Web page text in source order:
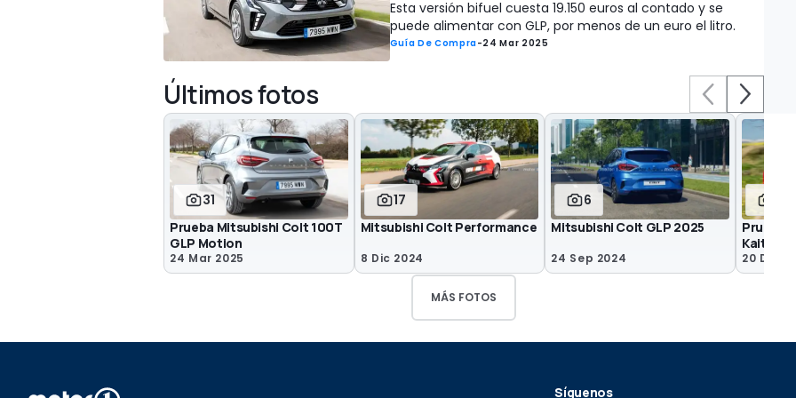
Esta versión bifuel cuesta 19.150 euros al contado y se
puede alimentar con GLP, por menos de un euro el litro.
Guía De Compra-24 Mar 2025
Últimos fotos
31
Prueba Mitsubishi Colt 100T
GLP Motion
24 Mar 2025
17
Mitsubishi Colt Performance
8 Dic 2024
6
Mitsubishi Colt GLP 2025
24 Sep 2024
Prueba
Kaiteki
20 Dic
MÁS FOTOS
Síguenos